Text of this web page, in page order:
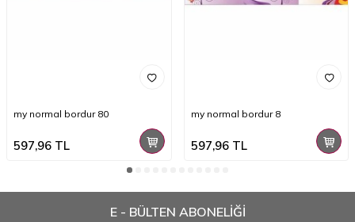
my normal bordur 80
597,96 TL
my normal bordur 8
597,96TL
E - BÜLTEN ABONELİĞİ